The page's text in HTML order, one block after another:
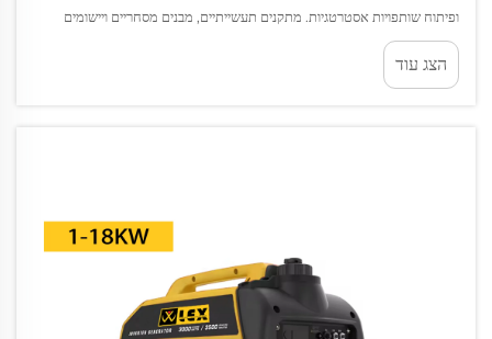
ופיתוח שותפויות אסטרטגיות. מתקנים תעשייתיים, מבנים מסחריים ויישומים
מיוחדים דורשים לעתים קרובות פתרונות חשמל ש...
הצג עוד